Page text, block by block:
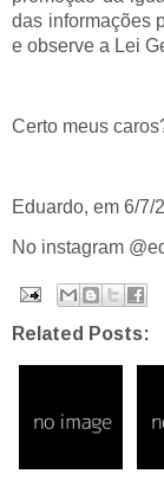
das informações
e observe a Lei
Certo meus
Eduardo, em 6/7/
No instagram
Related Posts: